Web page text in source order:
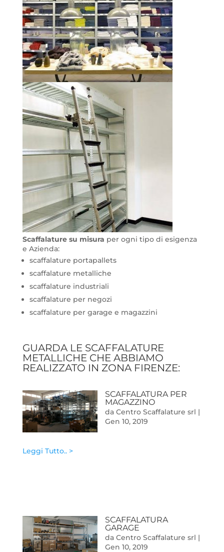
Scaffalature su misura per ogni tipo di esigenza
e Azienda:
scaffalature portapallets
scaffalature metalliche
scaffalature industriali
scaffalature per negozi
scaffalature per garage e magazzini
GUARDA LE SCAFFALATURE
METALLICHE CHE ABBIAMO
REALIZZATO IN ZONA FIRENZE:
SCAFFALATURA PER
MAGAZZINO
da Centro Scaffalature srl |
Gen 10, 2019
Leggi Tutto.. >
SCAFFALATURA
GARAGE
da Centro Scaffalature srl |
Gen 10, 2019